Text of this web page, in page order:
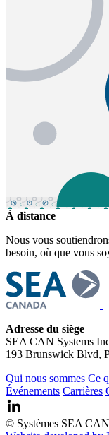
À distance
Nous vous
besoin, où que vous
Adresse du siège
SEA CAN Systems
193 Brunswick Blvd,
Qui nous sommes Ce
Événements Carrières
© Systèmes SEA